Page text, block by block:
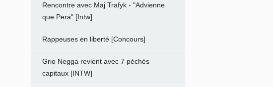
Rencontre avec Maj Trafyk - "Advienne
que Pera" [Intw]
Rappeuses en liberté [Concours]
Grio Negga revient avec 7 péchés
capitaux [INTW]